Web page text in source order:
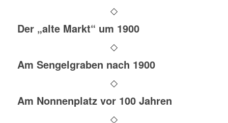
Der „alte Markt“ um 1900
Am Sengelgraben nach 1900
Am Nonnenplatz vor 100 Jahren